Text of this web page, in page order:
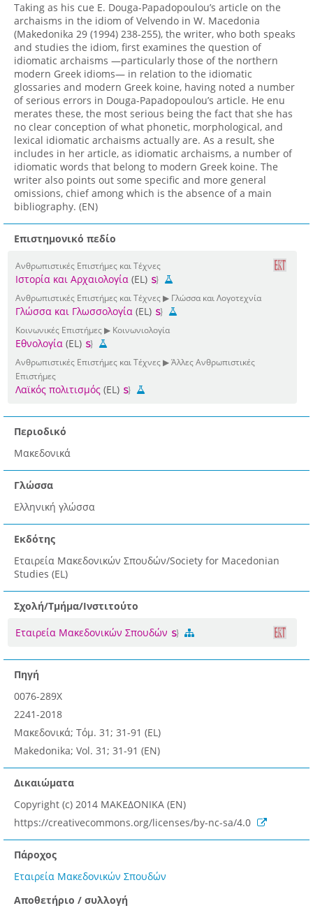
Taking as his cue E. Douga-Papadopoulou’s article on the
archaisms in the idiom of Velvendo in W. Macedonia
(Makedonika 29 (1994) 238-255), the writer, who both speaks
and studies the idiom, first examines the question of
idiomatic archaisms —particularly those of the northern
modern Greek idioms— in relation to the idiomatic
glossaries and modern Greek koine, having noted a number
of serious errors in Douga-Papadopoulou’s article. He enu
merates these, the most serious being the fact that she has
no clear conception of what phonetic, morphological, and
lexical idiomatic archaisms actually are. As a result, she
includes in her article, as idiomatic archaisms, a number of
idiomatic words that belong to modern Greek koine. The
writer also points out some specific and more general
omissions, chief among which is the absence of a main
bibliography. (EN)
Επιστημονικό πεδίο
Ανθρωπιστικές Επιστήμες και Τέχνες
Ιστορία και Αρχαιολογία (EL)
Ανθρωπιστικές Επιστήμες και Τέχνες ▶ Γλώσσα και Λογοτεχνία
Γλώσσα και Γλωσσολογία (EL)
Κοινωνικές Επιστήμες ▶ Κοινωνιολογία
Εθνολογία (EL)
Ανθρωπιστικές Επιστήμες και Τέχνες ▶ Άλλες Ανθρωπιστικές
Επιστήμες
Λαϊκός πολιτισμός (EL)
Περιοδικό
Μακεδονικά
Γλώσσα
Ελληνική γλώσσα
Εκδότης
Εταιρεία Μακεδονικών Σπουδών/Society for Macedonian
Studies (EL)
Σχολή/Τμήμα/Ινστιτούτο
Εταιρεία Μακεδονικών Σπουδών
Πηγή
0076-289X
2241-2018
Μακεδονικά; Τόμ. 31; 31-91 (EL)
Makedonika; Vol. 31; 31-91 (EN)
Δικαιώματα
Copyright (c) 2014 ΜΑΚΕΔΟΝΙΚΑ (EN)
https://creativecommons.org/licenses/by-nc-sa/4.0
Πάροχος
Εταιρεία Μακεδονικών Σπουδών
Αποθετήριο / συλλογή